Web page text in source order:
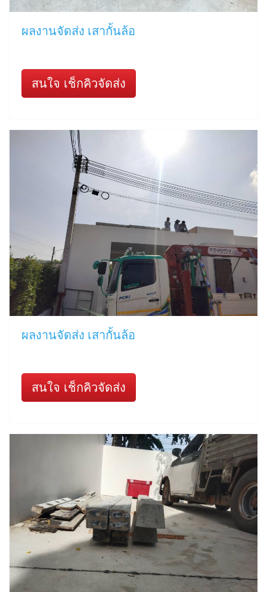
ผลงานจัดส่ง เสากั้นล้อ
สนใจ เช็กคิวจัดส่ง
ผลงานจัดส่ง เสากั้นล้อ
สนใจ เช็กคิวจัดส่ง